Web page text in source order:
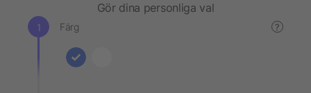
Gör dina personliga val
Färg ?